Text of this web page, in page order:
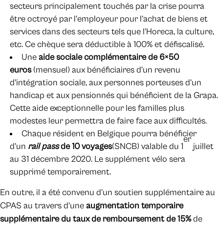
secteurs principalement touchés par la crise pourra
être octroyé par l’employeur pour l’achat de biens et
services dans des secteurs tels que l’Horeca, la culture,
etc. Ce chèque sera déductible à 100% et défiscalisé.
Uneaide sociale complémentaire de 6×50
euros(mensuel) aux bénéficiaires d’un revenu
d’intégration sociale, aux personnes porteuses d’un
handicap et aux pensionnés qui bénéficient de la Grapa.
Cette aide exceptionnelle pour les familles plus
modestes leur permettra de faire face aux difficultés.
Chaque résident en Belgique pourra bénéficier
d’un rail passde 10 voyages(SNCB) valable du 1
er
juillet
au 31 décembre 2020. Le supplément vélo sera
supprimé temporairement.
En outre, il a été convenu d’un soutien supplémentaire au
CPAS au travers d’uneaugmentation temporaire
supplémentaire du taux de remboursement de 15%de